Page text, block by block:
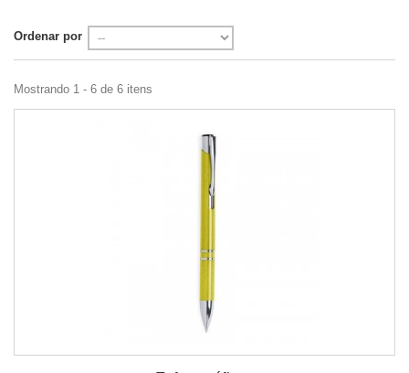
Ordenar por
Mostrando 1 - 6 de 6 itens